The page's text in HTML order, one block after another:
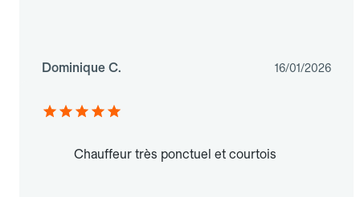
Dominique C. 16/01/2026
Chauffeur très ponctuel et courtois